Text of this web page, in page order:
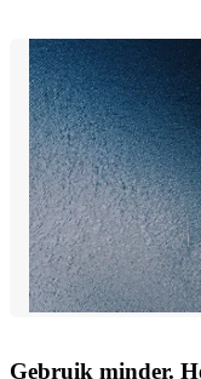
Gebruik minder.